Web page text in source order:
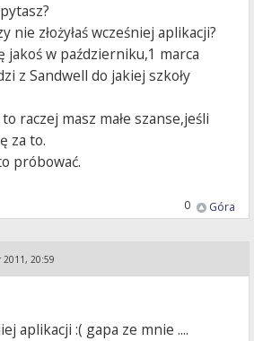
nie złożyłaś wcześniej aplikacji?
jakoś w październiku,1 marca
z Sandwell do jakiej szkoły
raczej masz małe szanse,jeśli
za to.
próbować.
Góra
0
2011, 20:59
aplikacji :( gapa ze mnie ....